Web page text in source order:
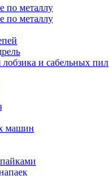
по металлу
по металлу
и сабельных пил
машин